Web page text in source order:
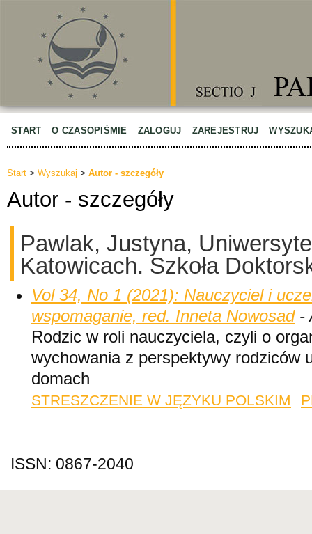
START O CZASOPIŚMIE ZALOGUJ ZAREJESTRUJ
Start > Wyszukaj > Autor - szczegóły
Autor - szczegóły
Pawlak, Justyna,
Katowicach. Szkoła
Vol 34, No 1 (2021): Nauczyciel i
wspomaganie, red. Inneta Nowosad-
Rodzic w roli nauczyciela, czyli o
wychowania z perspektywy rodziców
domach
STRESZCZENIE W JĘZYKU POLSKIM
ISSN: 0867-2040